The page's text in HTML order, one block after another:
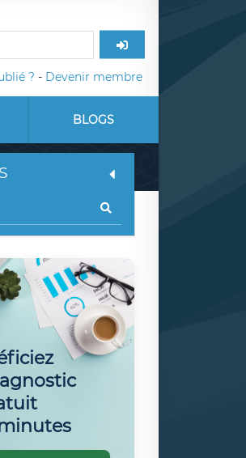
? - Devenir membre
BLOGS